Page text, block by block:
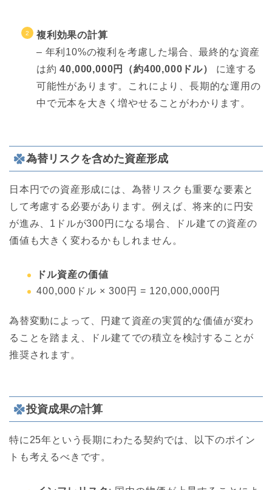
複利効果の計算
– 年利10%の複利を考慮した場合、最終的な資産
は約40,000,000円（約400,000ドル）
に達する
可能性があります。これにより、長期的な運用の
中で元本を大きく増やせることがわかります。
為替リスクを含めた資産形成
日本円での資産形成には、為替リスクも重要な要素と
して考慮する必要があります。例えば、将来的に円安
が進み、1ドルが300円になる場合、ドル建ての資産の
価値も大きく変わるかもしれません。
ドル資産の価値
400,000ドル × 300円 = 120,000,000円
為替変動によって、円建て資産の実質的な価値が変わ
ることを踏まえ、ドル建てでの積立を検討することが
推奨されます。
投資成果の計算
特に25年という長期にわたる契約では、以下のポイン
トも考えるべきです。